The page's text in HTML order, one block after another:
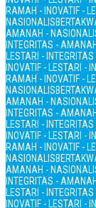
RAMAH - INOVATIF -
NASIONALIS
AMANAH -
INTEGRITAS -
LESTARI -
INOVATIF - LESTARI -
RAMAH - INOVATIF -
NASIONALIS
AMANAH -
INTEGRITAS -
LESTARI -
INOVATIF - LESTARI -
RAMAH - INOVATIF -
NASIONALIS
AMANAH -
INTEGRITAS -
LESTARI -
INOVATIF - LESTARI -